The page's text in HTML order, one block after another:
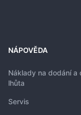
NÁPOVĚDA
Náklady na dodání a
lhůta
Servis